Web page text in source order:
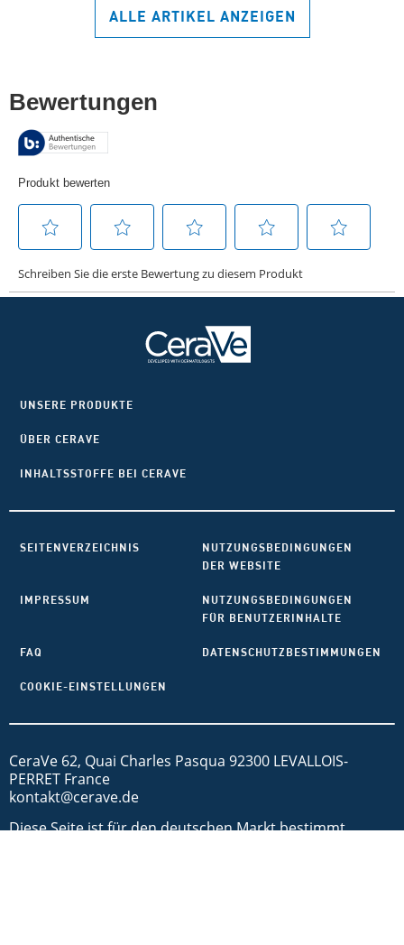
ALLE ARTIKEL ANZEIGEN
UNSERE PRODUKTE
ÜBER CERAVE
INHALTSSTOFFE BEI CERAVE
SEITENVERZEICHNIS
NUTZUNGSBEDINGUNGEN
DER WEBSITE
IMPRESSUM
NUTZUNGSBEDINGUNGEN
FÜR BENUTZERINHALTE
FAQ DATENSCHUTZBESTIMMUNGEN
COOKIE-EINSTELLUNGEN
CeraVe 62, Quai Charles Pasqua 92300 LEVALLOIS-
PERRET France
kontakt@cerave.de
Diese Seite ist für den deutschen Markt bestimmt.